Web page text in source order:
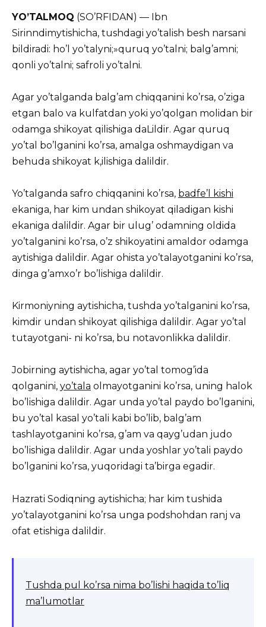
YO’TALMOQ (SO’RFIDAN) — Ibn
Sirinndimytishicha, tushdagi yo’talish besh narsani
bildiradi: ho’l yo’talyni;»quruq yo’talni; balg’amni;
qonli yo’talni; safroli yo’talni.
Agar yo’talganda balg’am chiqqanini ko’rsa, o’ziga
etgan balo va kulfatdan yoki yo’qolgan molidan bir
odamga shikoyat qilishiga daLildir. Agar quruq
yo’tal bo’lganini ko’rsa, amalga oshmaydigan va
behuda shikoyat k,ilishiga dalildir.
Yo’talganda safro chiqqanini ko’rsa, badfe’l kishi
ekaniga, har kim undan shikoyat qiladigan kishi
ekaniga dalildir. Agar bir ulug’ odamning oldida
yo’talganini ko’rsa, o’z shikoyatini amaldor odamga
aytishiga dalildir. Agar ohista yo’talayotganini ko’rsa,
dinga g’amxo’r bo’lishiga dalildir.
Kirmoniyning aytishicha, tushda yo’talganini ko’rsa,
kimdir undan shikoyat qilishiga dalildir. Agar yo’tal
tutayotgani- ni ko’rsa, bu notavonlikka dalildir.
Jobirning aytishicha, agar yo’tal tomog’ida
qolganini, yo’tala olmayotganini ko’rsa, uning halok
bo’lishiga dalildir. Agar unda yo’tal paydo bo’lganini,
bu yo’tal kasal yo’tali kabi bo’lib, balg’am
tashlayotganini ko’rsa, g’am va qayg’udan judo
bo’lishiga dalildir. Agar unda yoshlar yo’tali paydo
bo’lganini ko’rsa, yuqoridagi ta’birga egadir.
Hazrati Sodiqning aytishicha; har kim tushida
yo’talayotganini ko’rsa unga podshohdan ranj va
ofat etishiga dalildir.
Tushda pul ko’rsa nima bo’lishi haqida to’liq
ma’lumotlar